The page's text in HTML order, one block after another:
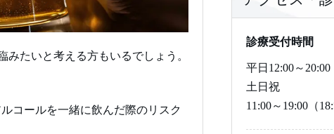
たいと考える方もいるでしょう。
コールを一緒に飲んだ際のリスク
バイアグラの
バイアグラの
バイアグラの
バイアグラの
レビトラの基
レビトラの効果
レビトラの飲
レビトラの食
レビトラジェ
レビトラジェ
ルデナフィル
シアリス
シアリスの基
シアリスの効
シアリスジェ
シアリスジェ
ダラフィル錠
勃起とは・仕
プロペシアの
プロペシアジ
プロペシアジ
基本知識
ザガーロ
ザガーロの基
ザガーロジェ
ザガーロジェ
本知識
ミノキシジル
にんにく注射
その他の治療
診療受付時間
平日 12:00～20:00
土日祝
11:00～19:00（